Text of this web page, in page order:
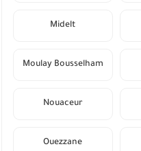
Midelt
Moulay Bousselham
Nouaceur
Ouezzane